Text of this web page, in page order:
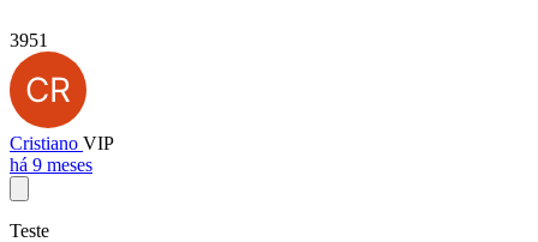
3951
Cristiano VIP
há 9 meses
Teste